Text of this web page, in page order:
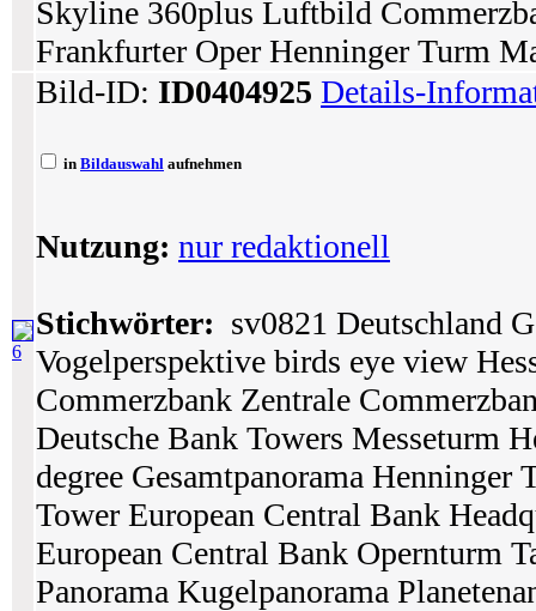
Skyline 360plus Luftbild
Frankfurter Oper Henninger Turm
6
Bild-ID: ID0404925 Details-
in Bildauswahl aufnehmen
Nutzung: nur redaktionell
Stichwörter: sv0821 Deutschland
Vogelperspektive birds eye view
Commerzbank Zentrale
Deutsche Bank Towers Messeturm
degree Gesamtpanorama
Tower European Central Bank
European Central Bank Opernturm
Panorama Kugelpanorama